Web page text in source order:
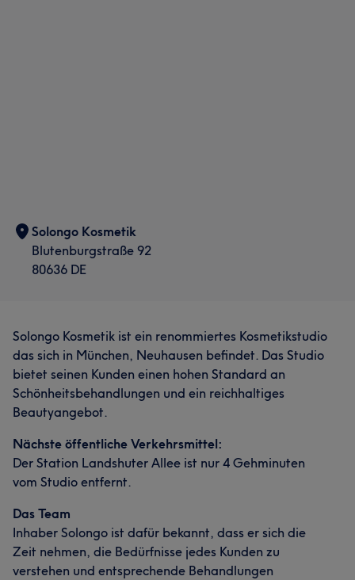
Solongo Kosmetik
Blutenburgstraße 92
80636 DE
Solongo Kosmetik ist ein renommiertes Kosmetikstudio
das sich in München, Neuhausen befindet. Das Studio
bietet seinen Kunden einen hohen Standard an
Schönheitsbehandlungen und ein reichhaltiges
Beautyangebot.
Nächste öffentliche Verkehrsmittel:
Der Station Landshuter Allee ist nur 4 Gehminuten
vom Studio entfernt.
Das Team
Inhaber Solongo ist dafür bekannt, dass er sich die
Zeit nehmen, die Bedürfnisse jedes Kunden zu
verstehen und entsprechende Behandlungen